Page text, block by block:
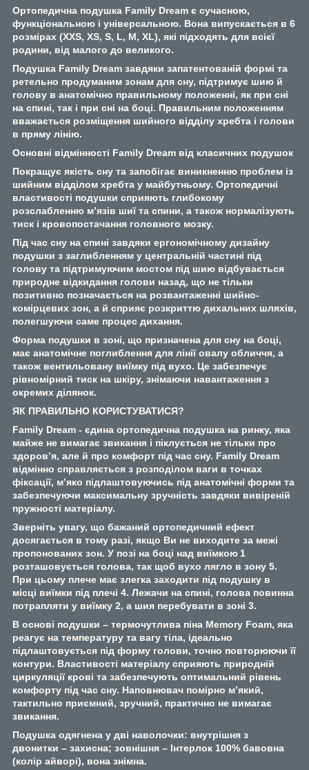
Ортопедична подушка Family Dream є сучасною,
функціональною і універсальною. Вона випускається в 6
розмірах (XXS, XS, S, L, M, XL), які підходять для всієї
родини, від малого до великого.
Подушка Family Dream завдяки запатентованій формі та
ретельно продуманим зонам для сну, підтримує шию й
голову в анатомічно правильному положенні, як при сні
на спині, так і при сні на боці. Правильним положенням
вважається розміщення шийного відділу хребта і голови
в пряму лінію.
Основні відмінності Family Dream від класичних подушок
Покращує якість сну та запобігає виникненню проблем із
шийним відділом хребта у майбутньому. Ортопедичні
властивості подушки сприяють глибокому
розслабленню м’язів шиї та спини, а також нормалізують
тиск і кровопостачання головного мозку.
Під час сну на спині завдяки ергономічному дизайну
подушки з заглибленням у центральній частині під
голову та підтримуючим мостом під шию відбувається
природне відкидання голови назад, що не тільки
позитивно позначається на розвантаженні шийно-
комірцевих зон, а й сприяє розкриттю дихальних шляхів,
полегшуючи саме процес дихання.
Форма подушки в зоні, що призначена для сну на боці,
має анатомічне поглиблення для лінії овалу обличчя, а
також вентильовану виїмку під вухо. Це забезпечує
рівномірний тиск на шкіру, знімаючи навантаження з
окремих ділянок.
ЯК ПРАВИЛЬНО КОРИСТУВАТИСЯ?
Family Dream - єдина ортопедична подушка на ринку, яка
майже не вимагає звикання і піклується не тільки про
здоров’я, але й про комфорт під час сну. Family Dream
відмінно справляється з розподілом ваги в точках
фіксації, м’яко підлаштовуючись під анатомічні форми та
забезпечуючи максимальну зручність завдяки вивіреній
пружності матеріалу.
Зверніть увагу, що бажаний ортопедичний ефект
досягається в тому разі, якщо Ви не виходите за межі
пропонованих зон. У позі на боці над виїмкою 1
розташовується голова, так щоб вухо лягло в зону 5.
При цьому плече має злегка заходити під подушку в
місці виїмки під плечі 4. Лежачи на спині, голова повинна
потрапляти у виїмку 2, а шия перебувати в зоні 3.
В основі подушки – термочутлива піна Memory Foam, яка
реагує на температуру та вагу тіла, ідеально
підлаштовується під форму голови, точно повторюючи її
контури. Властивості матеріалу сприяють природній
циркуляції крові та забезпечують оптимальний рівень
комфорту під час сну. Наповнювач помірно м’який,
тактильно приємний, зручний, практично не вимагає
звикання.
Подушка одягнена у дві наволочки: внутрішня з
двонитки – захисна; зовнішня – Інтерлок 100% бавовна
(колір айворі), вона знімна.